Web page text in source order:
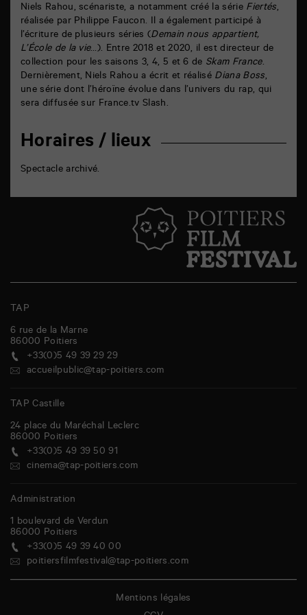
Niels Rahou, scénariste, a notamment créé la série Fiertés,
réalisée par Philippe Faucon. Il a également participé à
l’écriture de plusieurs séries (Demain nous appartient,
L’École de la vie…). Entre 2018 et 2020, il est directeur de
collection pour les saisons 3, 4, 5 et 6 de Skam France.
Dernièrement, Niels Rahou a écrit et réalisé Diana Boss,
une série dont l’héroïne évolue dans l’univers du rap, qui
sera diffusée sur France.tv Slash.
Horaires / lieux
Spectacle archivé.
TAP
6 rue de la Marne
86000 Poitiers
+33(0)5 49 39 29 29
accueilpublic@tap-poitiers.com
TAP Castille
24 place du Maréchal Leclerc
86000 Poitiers
+33(0)5 49 39 50 91
cinema@tap-poitiers.com
Administration
1 boulevard de Verdun
86000 Poitiers
+33(0)5 49 39 40 00
poitiersfilmfestival@tap-poitiers.com
Mentions légales